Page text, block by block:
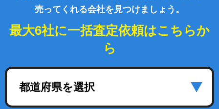
売ってくれる会社を見つけましょう。
最大6社に一括査定依頼はこちらか
ら
都道府県を選択